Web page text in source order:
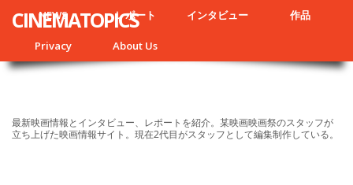
NEWS レポート インタビュー 作品
Privacy About Us
CINEMATOPICS
最新映画情報とインタビュー、レポートを紹介。某映画映画祭のスタッフが
立ち上げた映画情報サイト。現在2代目がスタッフとして編集制作している。